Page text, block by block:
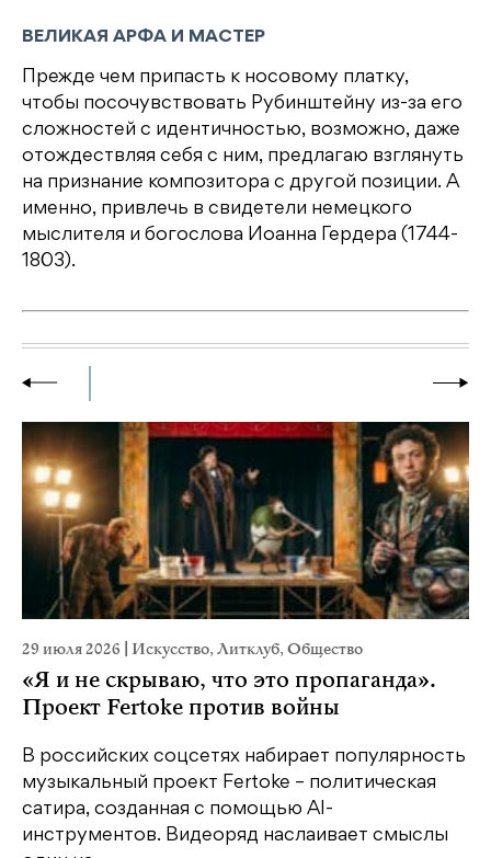
ВЕЛИКАЯ АРФА И МАСТЕР
Прежде чем припасть к носовому платку,
чтобы посочувствовать Рубинштейну из-за его
сложностей с идентичностью, возможно, даже
отождествляя себя с ним, предлагаю взглянуть
на признание композитора с другой позиции. А
именно, привлечь в свидетели немецкого
мыслителя и богослова Иоанна Гердера (1744-
1803).
29 июля 2026 Искусство,Литклуб,Общество
«Я и не скрываю, что это пропаганда».
Проект Fertoke против войны
В российских соцсетях набирает популярность
музыкальный проект Fertoke – политическая
сатира, созданная с помощью AI-
инструментов. Видеоряд наслаивает смыслы